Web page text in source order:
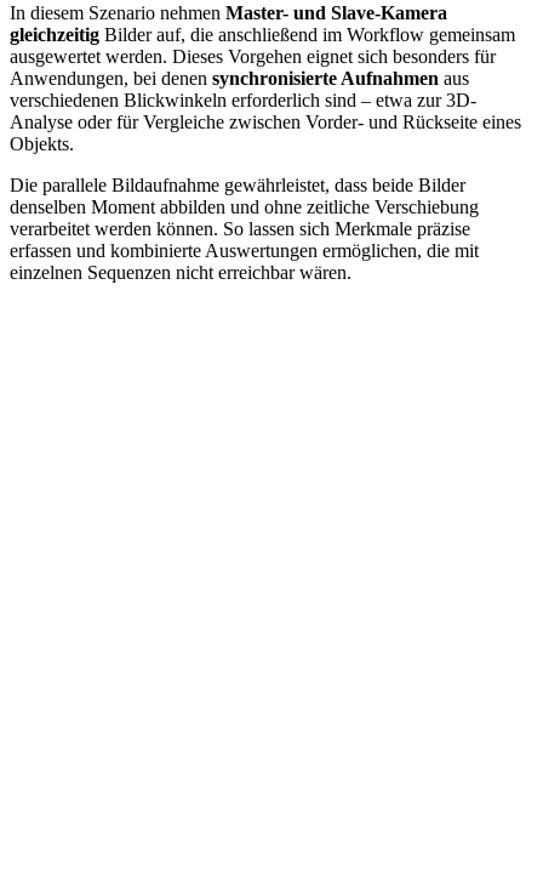
In diesem Szenario nehmen Master- und Slave-Kamera
gleichzeitig Bilder auf, die anschließend im Workflow gemeinsam
ausgewertet werden. Dieses Vorgehen eignet sich besonders für
Anwendungen, bei denen synchronisierte Aufnahmen aus
verschiedenen Blickwinkeln erforderlich sind – etwa zur 3D-
Analyse oder für Vergleiche zwischen Vorder- und Rückseite eines
Objekts.
Die parallele Bildaufnahme gewährleistet, dass beide Bilder
denselben Moment abbilden und ohne zeitliche Verschiebung
verarbeitet werden können. So lassen sich Merkmale präzise
erfassen und kombinierte Auswertungen ermöglichen, die mit
einzelnen Sequenzen nicht erreichbar wären.